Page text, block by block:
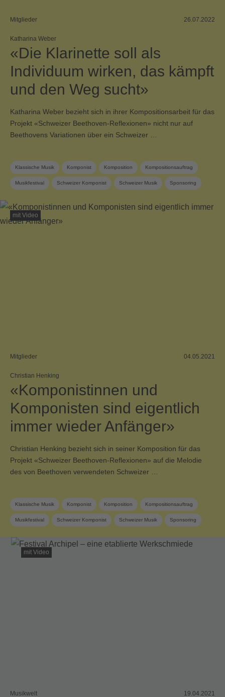
Mitglieder 26.07.2022
Katharina Weber
«Die Klarinette soll als
Individuum wirken, das kämpft
und den Weg sucht»
Katharina Weber bezieht sich in ihrer Kompositionsarbeit für das
Projekt «Schweizer Beethoven-Reflexionen» nicht nur auf
Beethovens Variationen über ein Schweizer …
Klassische Musik Komponist Komposition Kompositionsauftrag
Musikfestival Schweizer Komponist Schweizer Musik Sponsoring
mit Video
Mitglieder 04.05.2021
Christian Henking
«Komponistinnen und
Komponisten sind eigentlich
immer wieder Anfänger»
Christian Henking bezieht sich in seiner Komposition für das
Projekt «Schweizer Beethoven-Reflexionen» auf die Melodie
des von Beethoven verwendeten Schweizer …
Klassische Musik Komponist Komposition Kompositionsauftrag
Musikfestival Schweizer Komponist Schweizer Musik Sponsoring
mit Video
Musikwelt 19.04.2021